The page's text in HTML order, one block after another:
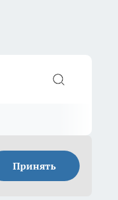
Принять